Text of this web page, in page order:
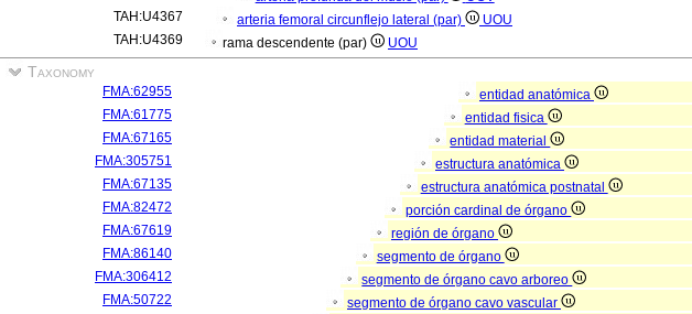
TAH:U4367
arteria femoral circunflejo lateral (par)
UOU
TAH:U4369
rama descendente (par) UOU
Taxonomy
FMA:62955
entidad anatómica
FMA:61775
entidad fisica
FMA:67165
entidad material
FMA:305751
estructura anatómica
FMA:67135
estructura anatómica postnatal
FMA:82472
porción cardinal de órgano
FMA:67619
región de órgano
FMA:86140
segmento de órgano
FMA:306412
segmento de órgano cavo arboreo
FMA:50722
segmento de órgano cavo vascular